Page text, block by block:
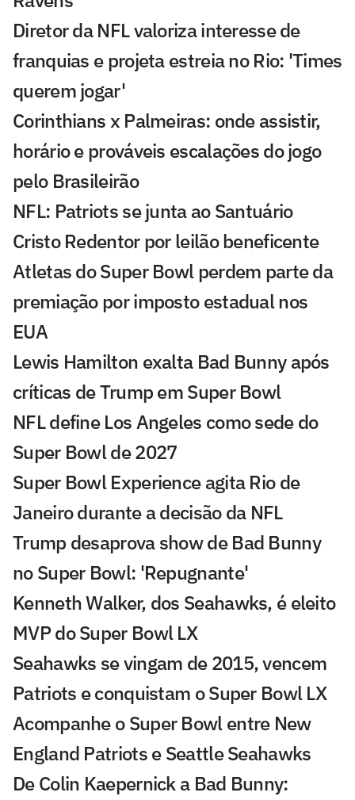
Diretor da NFL valoriza interesse de
franquias e projeta estreia no Rio: 'Times
querem jogar'
Corinthians x Palmeiras: onde assistir,
horário e prováveis escalações do jogo
pelo Brasileirão
NFL: Patriots se junta ao Santuário
Cristo Redentor por leilão beneficente
Atletas do Super Bowl perdem parte da
premiação por imposto estadual nos
EUA
Lewis Hamilton exalta Bad Bunny após
críticas de Trump em Super Bowl
NFL define Los Angeles como sede do
Super Bowl de 2027
Super Bowl Experience agita Rio de
Janeiro durante a decisão da NFL
Trump desaprova show de Bad Bunny
no Super Bowl: 'Repugnante'
Kenneth Walker, dos Seahawks, é eleito
MVP do Super Bowl LX
Seahawks se vingam de 2015, vencem
Patriots e conquistam o Super Bowl LX
Acompanhe o Super Bowl entre New
England Patriots e Seattle Seahawks
De Colin Kaepernick a Bad Bunny: